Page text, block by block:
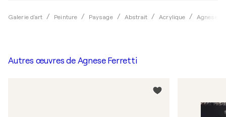
Galerie d'art Peinture Paysage Abstrait Acrylique Agnese
Autres œuvres de Agnese Ferretti